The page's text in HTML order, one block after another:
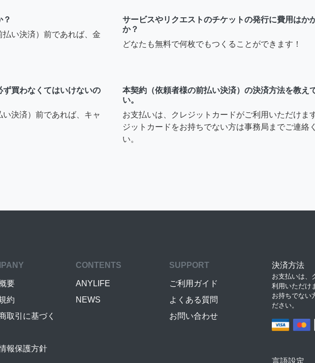
？
い決済）前であれば、金
サービスやリクエストのチケットの発行に費用はか
か？
どなたも無料で何枚でもつくることができます！
買わなくてはいけないの
決済）前であれば、キャ
本契約（依頼者様の前払い決済）の決済方法を教え
い。
お支払いは、クレジットカードがご利用いただけま
ジットカードをお持ちでない方は事務局までご連絡
い。
要
約
取引に基づく
報保護方針
CONTENTS
ANYLIFE
NEWS
SUPPORT
ご利用ガイド
よくある質問
お問い合わせ
決済方法
お支払いは、
利用いただけ
お持ちでない
ださい。
言語設定